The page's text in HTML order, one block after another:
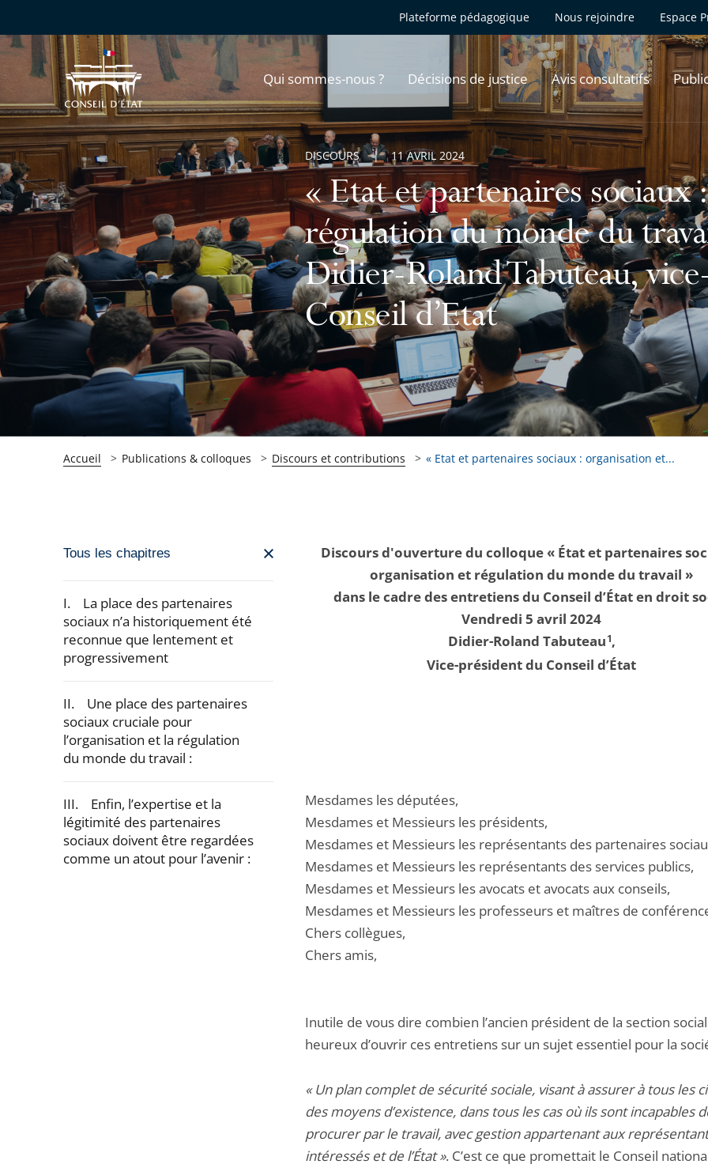
Plateforme pédagogique Nous rejoindre Espace
Qui sommes-nous ? Décisions de justice Avis consultatifs
« Etat et partenaires sociaux
régulation du monde du
Didier-Roland Tabuteau,
Conseil d’Etat
DISCOURS 11 AVRIL 2024
Accueil Publications & colloques Discours et contributions « Etat et partenaires sociaux : organisation et...
Passer
navigation
de
l'article
pour
après
Tous les chapitres
I. La place des partenaires
sociaux n’a historiquement été
reconnue que lentement et
progressivement
II. Une place des partenaires
sociaux cruciale pour
l’organisation et la régulation
du monde du travail :
III. Enfin, l’expertise et la
légitimité des partenaires
sociaux doivent être regardées
comme un atout pour l’avenir :
Discours d'ouverture du colloque « État et partenaires
organisation et régulation du monde du travail »
dans le cadre des entretiens du Conseil d’État en droit
Vendredi 5 avril 2024
Didier-Roland Tabuteau1,
Vice-président du Conseil d’État
Mesdames les députées,
Mesdames et Messieurs les présidents,
Mesdames et Messieurs les représentants des partenaires
Mesdames et Messieurs les représentants des services publics,
Mesdames et Messieurs les avocats et avocats aux conseils,
Mesdames et Messieurs les professeurs et maîtres de
Chers collègues,
Chers amis,
Inutile de vous dire combien l’ancien président de la section
heureux d’ouvrir ces entretiens sur un sujet essentiel pour la
« Un plan complet de sécurité sociale, visant à assurer à tous les
des moyens d’existence, dans tous les cas où ils sont incapables
procurer par le travail, avec gestion appartenant aux
intéressés et de l’État ». C’est ce que promettait le Conseil